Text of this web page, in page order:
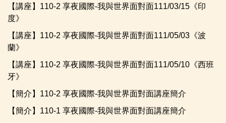
【講座】110-2 享夜國際-我與世界面對面111/03/15《印
度》
【講座】110-2 享夜國際-我與世界面對面111/05/03《波
蘭》
【講座】110-2 享夜國際-我與世界面對面111/05/10《西班
牙》
【簡介】110-2 享夜國際-我與世界面對面講座簡介
【簡介】110-1 享夜國際-我與世界面對面講座簡介